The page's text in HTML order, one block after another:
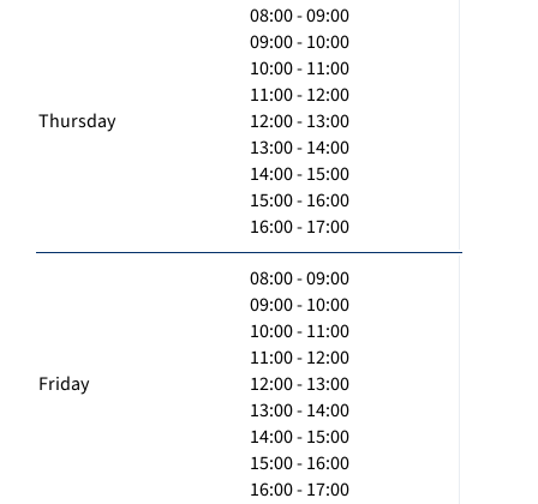
Thursday
08:00 - 09:00
09:00 - 10:00
10:00 - 11:00
11:00 - 12:00
12:00 - 13:00
13:00 - 14:00
14:00 - 15:00
15:00 - 16:00
16:00 - 17:00
Friday
08:00 - 09:00
09:00 - 10:00
10:00 - 11:00
11:00 - 12:00
12:00 - 13:00
13:00 - 14:00
14:00 - 15:00
15:00 - 16:00
16:00 - 17:00